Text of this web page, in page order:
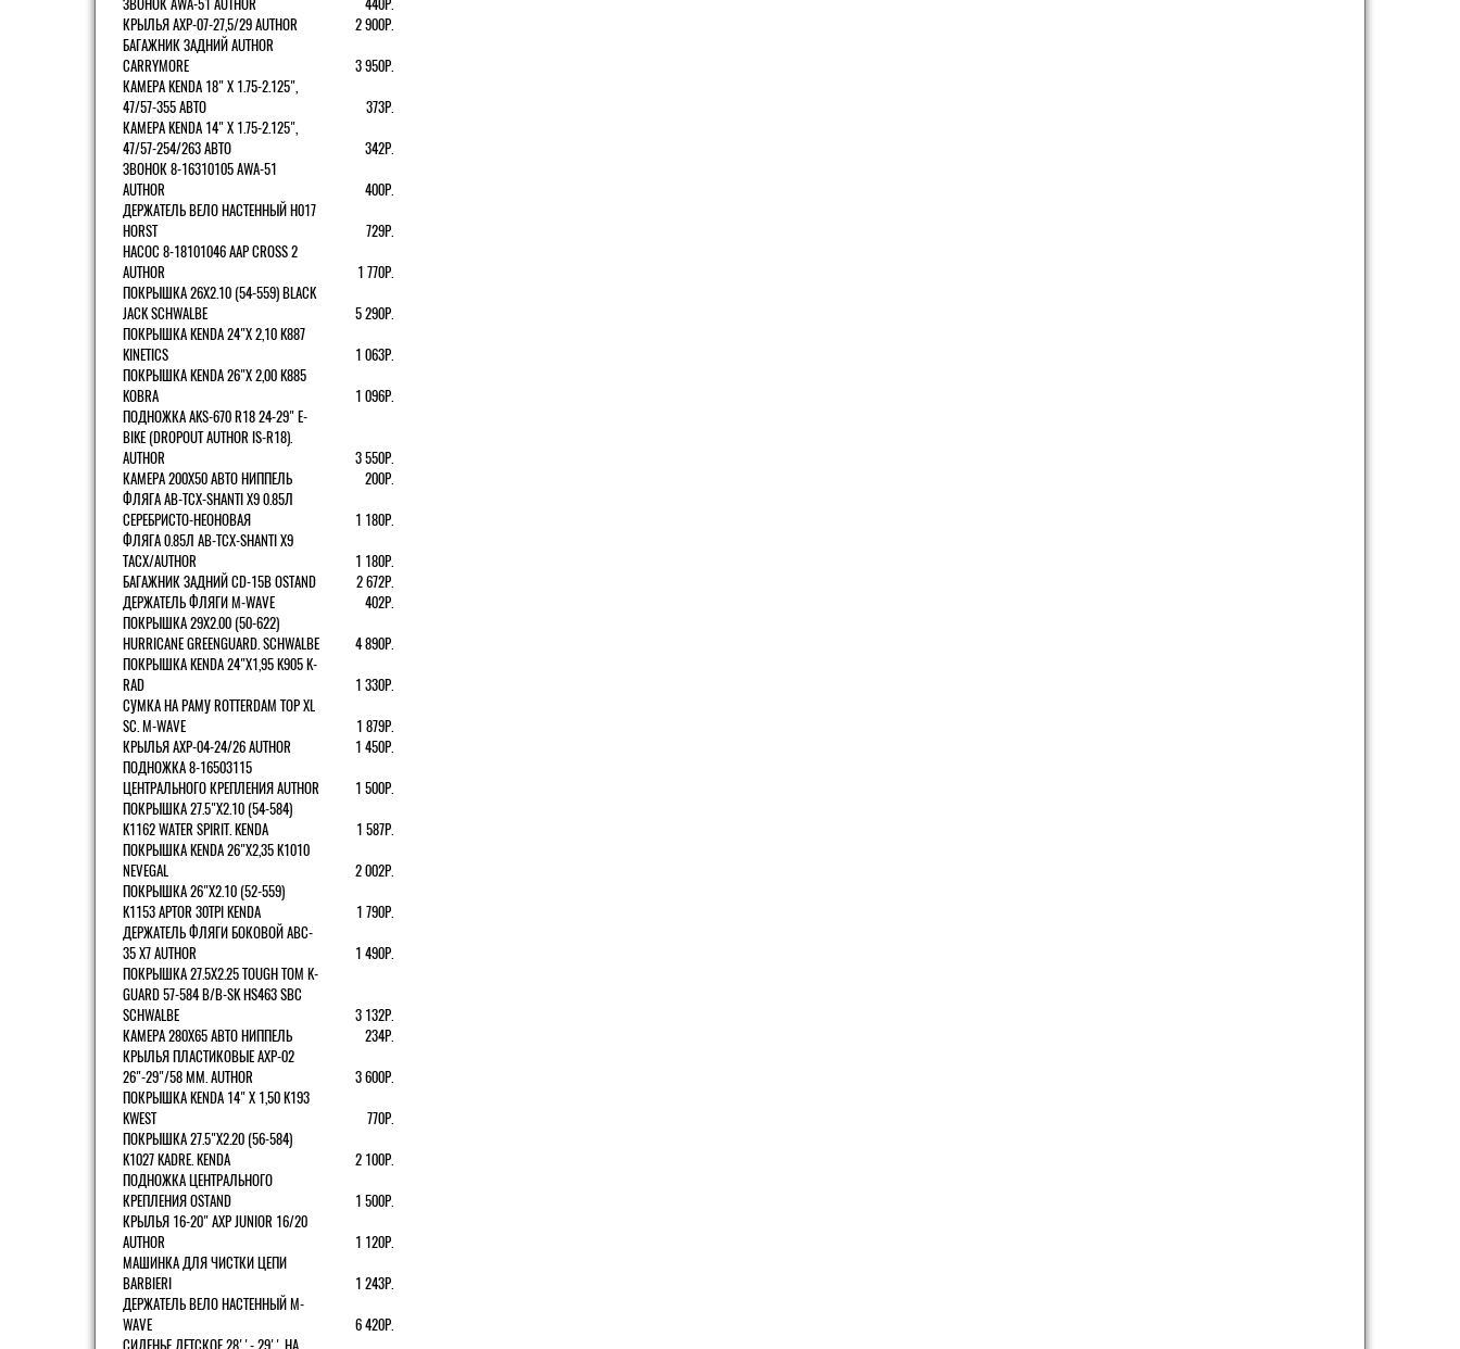
КРЫЛЬЯ AXP-07-27,5/29 AUTHOR
2 900Р.
БАГАЖНИК ЗАДНИЙ AUTHOR
CARRYMORE
3 950Р.
КАМЕРА KENDA 18" Х 1.75-2.125",
47/57-355 АВТО
373Р.
КАМЕРА KENDA 14" Х 1.75-2.125",
47/57-254/263 АВТО
342Р.
ЗВОНОК 8-16310105 AWA-51
AUTHOR
400Р.
ДЕРЖАТЕЛЬ ВЕЛО НАСТЕННЫЙ H017
HORST
729Р.
НАСОС 8-18101046 AAP CROSS 2
AUTHOR
1 770Р.
ПОКРЫШКА 26X2.10 (54-559) BLACK
JACK SCHWALBE
5 290Р.
ПОКРЫШКА KENDA 24"Х 2,10 K887
KINETICS
1 063Р.
ПОКРЫШКА KENDA 26"Х 2,00 K885
KOBRA
1 096Р.
ПОДНОЖКА AKS-670 R18 24-29" E-
BIKE (DROPOUT AUTHOR IS-R18).
AUTHOR
3 550Р.
КАМЕРА 200Х50 АВТО НИППЕЛЬ
200Р.
ФЛЯГА AB-TCX-SHANTI X9 0.85Л
СЕРЕБРИСТО-НЕОНОВАЯ
1 180Р.
ФЛЯГА 0.85Л AB-TCX-SHANTI X9
TACX/AUTHOR
1 180Р.
БАГАЖНИК ЗАДНИЙ CD-15B OSTAND
2 672Р.
ДЕРЖАТЕЛЬ ФЛЯГИ M-WAVE
402Р.
ПОКРЫШКА 29X2.00 (50-622)
HURRICANE GREENGUARD. SCHWALBE
4 890Р.
ПОКРЫШКА KENDA 24"Х1,95 K905 K-
RAD
1 330Р.
СУМКА НА РАМУ ROTTERDAM TOP XL
SC. M-WAVE
1 879Р.
КРЫЛЬЯ AXP-04-24/26 AUTHOR
1 450Р.
ПОДНОЖКА 8-16503115
ЦЕНТРАЛЬНОГО КРЕПЛЕНИЯ AUTHOR
1 500Р.
ПОКРЫШКА 27.5"Х2.10 (54-584)
K1162 WATER SPIRIT. KENDA
1 587Р.
ПОКРЫШКА KENDA 26"Х2,35 K1010
NEVEGAL
2 002Р.
ПОКРЫШКА 26"Х2.10 (52-559)
K1153 APTOR 30TPI KENDA
1 790Р.
ДЕРЖАТЕЛЬ ФЛЯГИ БОКОВОЙ ABC-
35 X7 AUTHOR
1 490Р.
ПОКРЫШКА 27.5X2.25 TOUGH TOM K-
GUARD 57-584 B/B-SK HS463 SBC
SCHWALBE
3 132Р.
КАМЕРА 280Х65 АВТО НИППЕЛЬ
234Р.
КРЫЛЬЯ ПЛАСТИКОВЫЕ AXP-02
26"-29"/58 ММ. AUTHOR
3 600Р.
ПОКРЫШКА KENDA 14" Х 1,50 K193
KWEST
770Р.
ПОКРЫШКА 27.5"Х2.20 (56-584)
K1027 KADRE. KENDA
2 100Р.
ПОДНОЖКА ЦЕНТРАЛЬНОГО
КРЕПЛЕНИЯ OSTAND
1 500Р.
КРЫЛЬЯ 16-20" AXP JUNIOR 16/20
AUTHOR
1 120Р.
МАШИНКА ДЛЯ ЧИСТКИ ЦЕПИ
BARBIERI
1 243Р.
ДЕРЖАТЕЛЬ ВЕЛО НАСТЕННЫЙ M-
WAVE
6 420Р.